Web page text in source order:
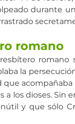
durante
romano
romano
la
a los dioses. Sin
y que sólo